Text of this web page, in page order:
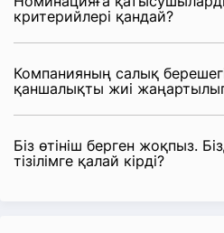
критерийлері қандай?
Компанияның салық
қаншалықты жиі
Біз өтініш берген жоқпыз.
тізілімге қалай кірді?